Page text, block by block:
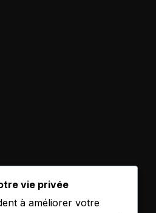
vie privée
à améliorer votre